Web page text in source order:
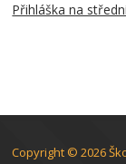
Přihláška na
Copyright © 2026